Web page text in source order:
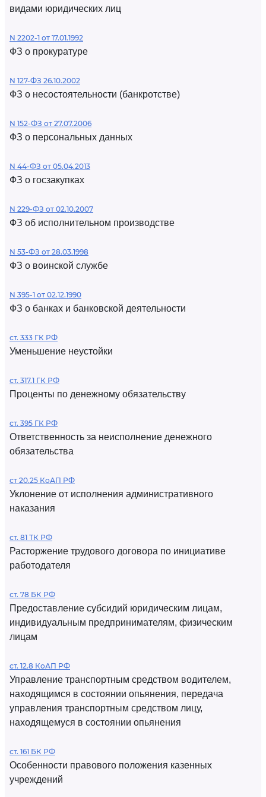
видами юридических лиц
N 2202-1 от 17.01.1992
ФЗ о прокуратуре
N 127-ФЗ 26.10.2002
ФЗ о несостоятельности (банкротстве)
N 152-ФЗ от 27.07.2006
ФЗ о персональных данных
N 44-ФЗ от 05.04.2013
ФЗ о госзакупках
N 229-ФЗ от 02.10.2007
ФЗ об исполнительном производстве
N 53-ФЗ от 28.03.1998
ФЗ о воинской службе
N 395-1 от 02.12.1990
ФЗ о банках и банковской деятельности
ст. 333 ГК РФ
Уменьшение неустойки
ст. 317.1 ГК РФ
Проценты по денежному обязательству
ст. 395 ГК РФ
Ответственность за неисполнение денежного
обязательства
ст 20.25 КоАП РФ
Уклонение от исполнения административного
наказания
ст. 81 ТК РФ
Расторжение трудового договора по инициативе
работодателя
ст. 78 БК РФ
Предоставление субсидий юридическим лицам,
индивидуальным предпринимателям, физическим
лицам
ст. 12.8 КоАП РФ
Управление транспортным средством водителем,
находящимся в состоянии опьянения, передача
управления транспортным средством лицу,
находящемуся в состоянии опьянения
ст. 161 БК РФ
Особенности правового положения казенных
учреждений